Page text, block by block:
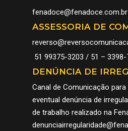
fenadoce@fenadoce.com.br
ASSESSORIA DE
51 99375-3203 / 51 – 3398-
DENÚNCIA DE
Canal de Comunicação
eventual denúncia de
de trabalho realizado na